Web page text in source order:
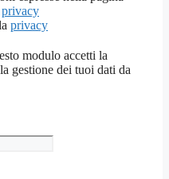
privacy
privacy
modulo accetti la
gestione dei tuoi dati da